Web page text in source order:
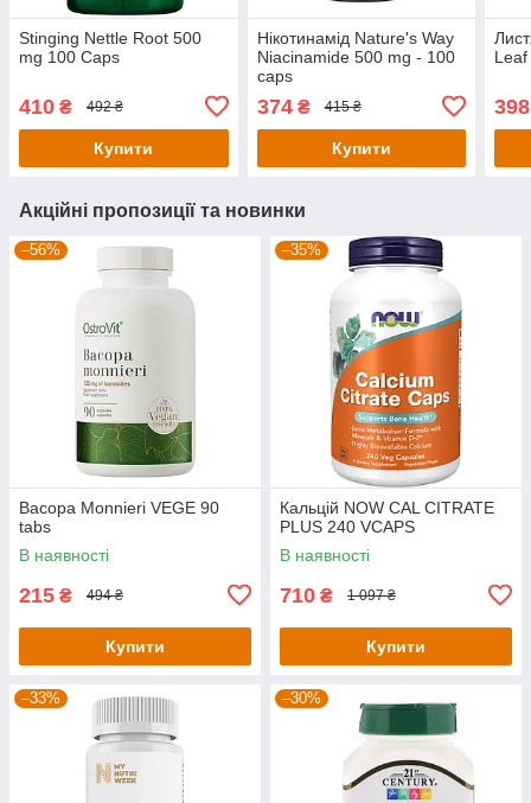
Stinging Nettle Root 500
mg 100 Caps
410 ₴ 492 ₴
Купити
Нікотинамід Nature's Way
Niacinamide 500 mg - 100
caps
374₴ 415 ₴
Купити
398
Акційні пропозиції та новинки
–56%
Bacopa Monnieri VEGE 90
tabs
В наявності
215 ₴ 494 ₴
Купити
–35%
Кальцій NOW CAL CITRATE
PLUS 240 VCAPS
В наявності
710 ₴ 1 097 ₴
Купити
–33% –30%